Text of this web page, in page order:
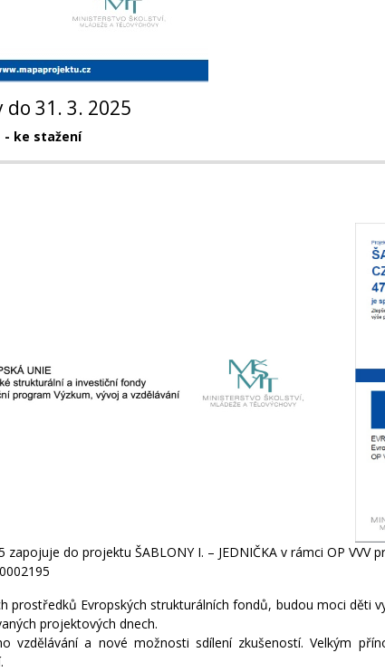
31. 3. 2025
- ke stažení
do projektu ŠABLONY I. – JEDNIČKA v rámci OP VVV
prostředků Evropských strukturálních fondů, budou moci děti
projektových dnech.
vzdělávání a nové možnosti sdílení zkušeností. Velkým